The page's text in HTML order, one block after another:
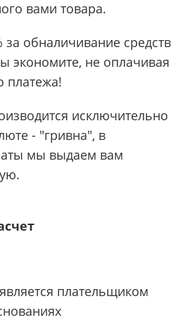
вами товара.
обналичивание средств
экономите, не оплачивая
платежа!
исключительно
- "гривна", в
мы выдаем вам
плательщиком